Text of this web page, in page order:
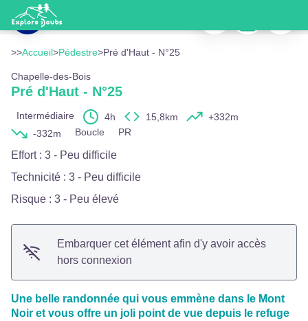
Pré d'Haut - N°25
Voir l'image en plein écran
>>Accueil>Pédestre>Pré d'Haut - N°25
Chapelle-des-Bois
Pré d'Haut - N°25
Intermédiaire 4h 15,8km
+332m
-332m
Boucle PR
Effort: 3 - Peu difficile
Technicité : 3 - Peu difficile
Risque : 3 - Peu élevé
Embarquer cet élément afin d'y avoir accès
hors connexion
Une belle randonnée qui vous emmène dans le Mont
Noir et vous offre un joli point de vue depuis le refuge